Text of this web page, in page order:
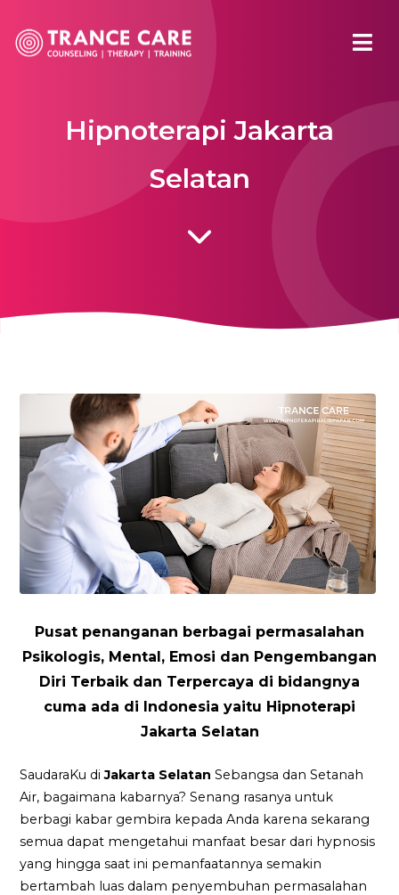
Hipnoterapi Jakarta
Selatan
Pusat penanganan berbagai permasalahan
Psikologis, Mental, Emosi dan Pengembangan
Diri Terbaik dan Terpercaya di bidangnya
cuma ada di Indonesia yaitu Hipnoterapi
Jakarta Selatan
SaudaraKu diJakarta Selatan Sebangsa dan Setanah
Air, bagaimana kabarnya? Senang rasanya untuk
berbagi kabar gembira kepada Anda karena sekarang
semua dapat mengetahui manfaat besar dari hypnosis
yang hingga saat ini pemanfaatannya semakin
bertambah luas dalam penyembuhan permasalahan